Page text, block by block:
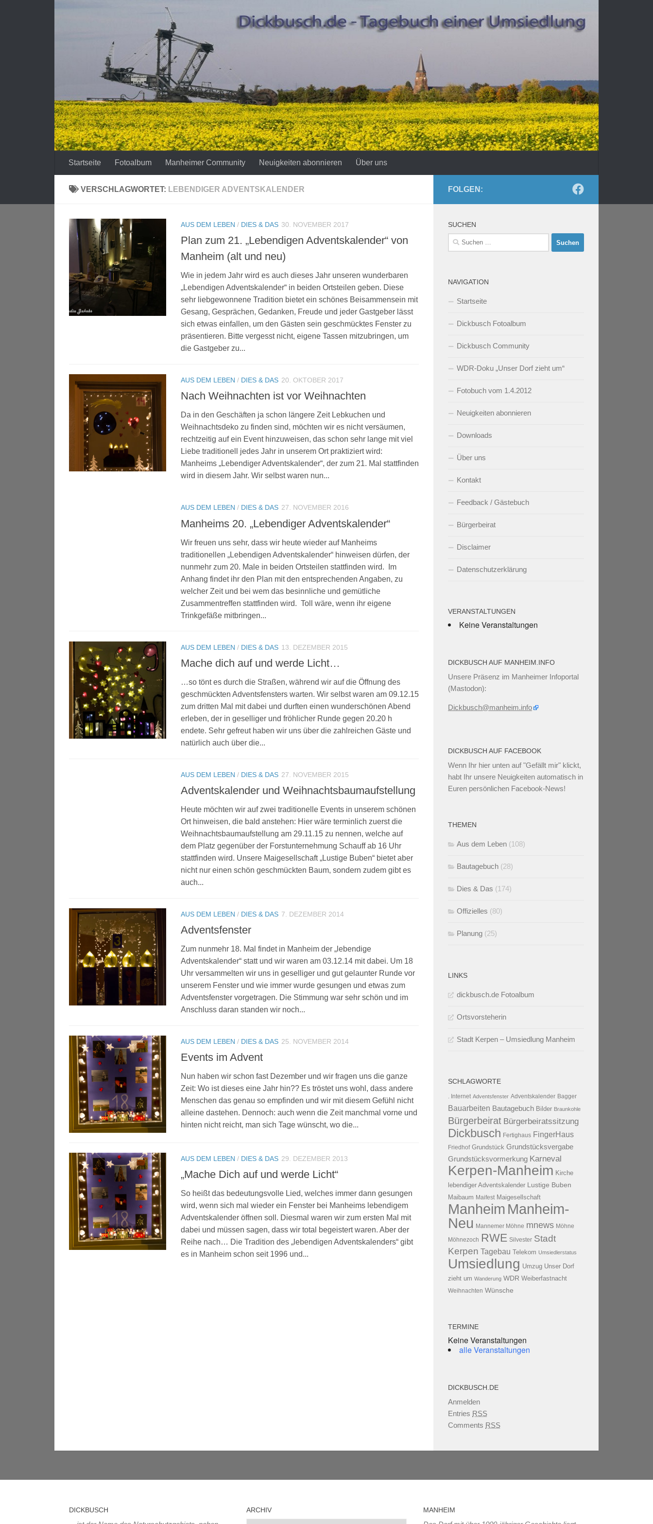
Startseite Fotoalbum Manheimer Community Neuigkeiten abonnieren Über uns
VERSCHLAGWORTET: LEBENDIGER ADVENTSKALENDER
AUS DEM LEBEN / DIES & DAS 30. NOVEMBER 2017
Plan zum 21. „Lebendigen Adventskalender“ von
Manheim (alt und neu)
Wie in jedem Jahr wird es auch dieses Jahr unseren wunderbaren
„Lebendigen Adventskalender“ in beiden Ortsteilen geben. Diese
sehr liebgewonnene Tradition bietet ein schönes Beisammensein mit
Gesang, Gesprächen, Gedanken, Freude und jeder Gastgeber lässt
sich etwas einfallen, um den Gästen sein geschmücktes Fenster zu
präsentieren. Bitte vergesst nicht, eigene Tassen mitzubringen, um
die Gastgeber zu...
AUS DEM LEBEN / DIES & DAS 20. OKTOBER 2017
Nach Weihnachten ist vor Weihnachten
Da in den Geschäften ja schon längere Zeit Lebkuchen und
Weihnachtsdeko zu finden sind, möchten wir es nicht versäumen,
rechtzeitig auf ein Event hinzuweisen, das schon sehr lange mit viel
Liebe traditionell jedes Jahr in unserem Ort praktiziert wird:
Manheims „Lebendiger Adventskalender“, der zum 21. Mal stattfinden
wird in diesem Jahr. Wir selbst waren nun...
AUS DEM LEBEN / DIES & DAS 27. NOVEMBER 2016
Manheims 20. „Lebendiger Adventskalender“
Wir freuen uns sehr, dass wir heute wieder auf Manheims
traditionellen „Lebendigen Adventskalender“ hinweisen dürfen, der
nunmehr zum 20. Male in beiden Ortsteilen stattfinden wird. Im
Anhang findet ihr den Plan mit den entsprechenden Angaben, zu
welcher Zeit und bei wem das besinnliche und gemütliche
Zusammentreffen stattfinden wird. Toll wäre, wenn ihr eigene
Trinkgefäße mitbringen...
AUS DEM LEBEN / DIES & DAS 13. DEZEMBER 2015
Mache dich auf und werde Licht…
…so tönt es durch die Straßen, während wir auf die Öffnung des
geschmückten Adventsfensters warten. Wir selbst waren am 09.12.15
zum dritten Mal mit dabei und durften einen wunderschönen Abend
erleben, der in geselliger und fröhlicher Runde gegen 20.20 h
endete. Sehr gefreut haben wir uns über die zahlreichen Gäste und
natürlich auch über die...
AUS DEM LEBEN / DIES & DAS 27. NOVEMBER 2015
Adventskalender und Weihnachtsbaumaufstellung
Heute möchten wir auf zwei traditionelle Events in unserem schönen
Ort hinweisen, die bald anstehen: Hier wäre terminlich zuerst die
Weihnachtsbaumaufstellung am 29.11.15 zu nennen, welche auf
dem Platz gegenüber der Forstunternehmung Schauff ab 16 Uhr
stattfinden wird. Unsere Maigesellschaft „Lustige Buben“ bietet aber
nicht nur einen schön geschmückten Baum, sondern zudem gibt es
auch...
AUS DEM LEBEN / DIES & DAS 7. DEZEMBER 2014
Adventsfenster
Zum nunmehr 18. Mal findet in Manheim der „lebendige
Adventskalender“ statt und wir waren am 03.12.14 mit dabei. Um 18
Uhr versammelten wir uns in geselliger und gut gelaunter Runde vor
unserem Fenster und wie immer wurde gesungen und etwas zum
Adventsfenster vorgetragen. Die Stimmung war sehr schön und im
Anschluss daran standen wir noch...
AUS DEM LEBEN / DIES & DAS 25. NOVEMBER 2014
Events im Advent
Nun haben wir schon fast Dezember und wir fragen uns die ganze
Zeit: Wo ist dieses eine Jahr hin?? Es tröstet uns wohl, dass andere
Menschen das genau so empfinden und wir mit diesem Gefühl nicht
alleine dastehen. Dennoch: auch wenn die Zeit manchmal vorne und
hinten nicht reicht, man sich Tage wünscht, wo die...
AUS DEM LEBEN / DIES & DAS 29. DEZEMBER 2013
„Mache Dich auf und werde Licht“
So heißt das bedeutungsvolle Lied, welches immer dann gesungen
wird, wenn sich mal wieder ein Fenster bei Manheims lebendigem
Adventskalender öffnen soll. Diesmal waren wir zum ersten Mal mit
dabei und müssen sagen, dass wir total begeistert waren. Aber der
Reihe nach… Die Tradition des „lebendigen Adventskalenders“ gibt
es in Manheim schon seit 1996 und...
FOLGEN:
SUCHEN
Suchen
nach:
NAVIGATION
Startseite
Dickbusch Fotoalbum
Dickbusch Community
WDR-Doku „Unser Dorf zieht um“
Fotobuch vom 1.4.2012
Neuigkeiten abonnieren
Downloads
Über uns
Kontakt
Feedback / Gästebuch
Bürgerbeirat
Disclaimer
Datenschutzerklärung
VERANSTALTUNGEN
Keine Veranstaltungen
DICKBUSCH AUF MANHEIM.INFO
Unsere Präsenz im Manheimer Infoportal
(Mastodon):
Dickbusch@manheim.info
DICKBUSCH AUF FACEBOOK
Wenn Ihr hier unten auf "Gefällt mir" klickt,
habt Ihr unsere Neuigkeiten automatisch in
Euren persönlichen Facebook-News!
THEMEN
Aus dem Leben (108)
Bautagebuch (28)
Dies & Das (174)
Offizielles (80)
Planung (25)
LINKS
dickbusch.de Fotoalbum
Ortsvorsteherin
Stadt Kerpen – Umsiedlung Manheim
SCHLAGWORTE
. Internet Adventsfenster Adventskalender Bagger
Bauarbeiten Bautagebuch Bilder Braunkohle
Bürgerbeirat Bürgerbeiratssitzung
Dickbusch Fertighaus FingerHaus
Friedhof Grundstück Grundstücksvergabe
Grundstücksvormerkung Karneval
Kerpen-Manheim Kirche
lebendiger Adventskalender Lustige Buben
Maibaum Maifest Maigesellschaft
Manheim Manheim-
Neu Mannemer Möhne mnews Möhne
Möhnezoch RWE Silvester Stadt
Kerpen Tagebau Telekom Umsiedlerstatus
Umsiedlung Umzug Unser Dorf
zieht um Wanderung WDR Weiberfastnacht
Weihnachten Wünsche
TERMINE
Keine Veranstaltungen
alle Veranstaltungen
DICKBUSCH.DE
Anmelden
Entries RSS
Comments RSS
DICKBUSCH ARCHIV MANHEIM